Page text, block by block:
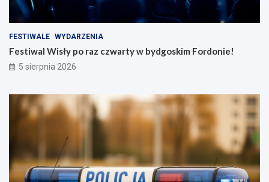
FESTIWALE WYDARZENIA
Festiwal Wisły po raz czwarty w bydgoskim Fordonie!
5 sierpnia 2026